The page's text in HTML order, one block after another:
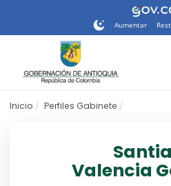
sitio
de
Aumentar
Inicio Perfiles Gabinete
Valencia